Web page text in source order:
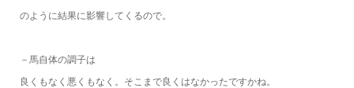
のように結果に影響してくるので。
－馬自体の調子は
良くもなく悪くもなく。そこまで良くはなかったですかね。